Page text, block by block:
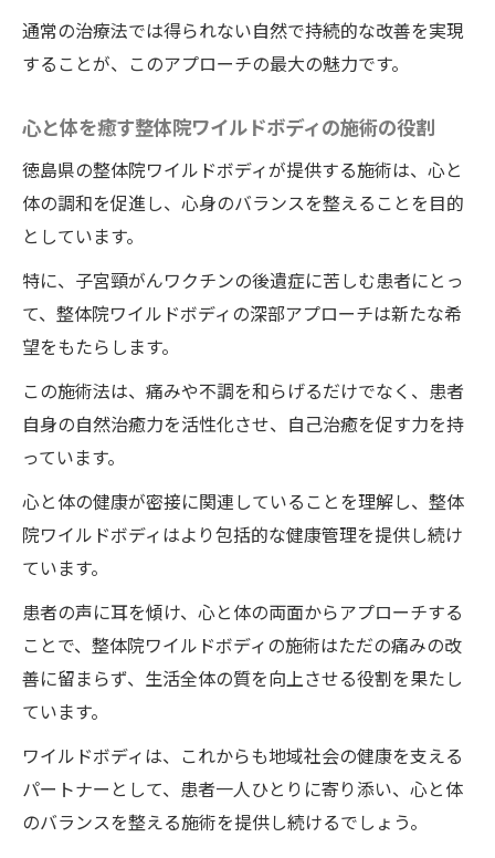
施術前後での変化を実感するためのポイン
ト
一回で効果を引き出す施術の流れ
患者が体感する整体院ワイルドボディの施
術の力
整体院ワイルドボディの施術後の効果を持
整体院ワイルドボディの施術を最大限に活
かすために
整体で子宮頸癌ワクチン後遺症に挑むワイルド
ボディの新たな希望
徳島県の整体院ワイルドボディの施術が注
目される理由とは
整体院ワイルドボディの施術がもたらす後
患者の声から見る実績と信頼性
ワイルドボディが追求する施術の未来
深部へのアプローチがもたらす効果とは
ワイルドボディの整体が示す子宮頸癌ワクチン
後遺症改善の可能性
個別対応で生まれる劇的な変化
通常の治療法では得られない自然で持続的な改善を実現
することが、このアプローチの最大の魅力です。
心と体を癒す整体院ワイルドボディの施術の役割
徳島県の整体院ワイルドボディが提供する施術は、心と
体の調和を促進し、心身のバランスを整えることを目的
としています。
特に、子宮頸がんワクチンの後遺症に苦しむ患者にとっ
て、整体院ワイルドボディの深部アプローチは新たな希
望をもたらします。
この施術法は、痛みや不調を和らげるだけでなく、患者
自身の自然治癒力を活性化させ、自己治癒を促す力を持
っています。
心と体の健康が密接に関連していることを理解し、整体
院ワイルドボディはより包括的な健康管理を提供し続け
ています。
患者の声に耳を傾け、心と体の両面からアプローチする
ことで、整体院ワイルドボディの施術はただの痛みの改
善に留まらず、生活全体の質を向上させる役割を果たし
ています。
ワイルドボディは、これからも地域社会の健康を支える
パートナーとして、患者一人ひとりに寄り添い、心と体
のバランスを整える施術を提供し続けるでしょう。